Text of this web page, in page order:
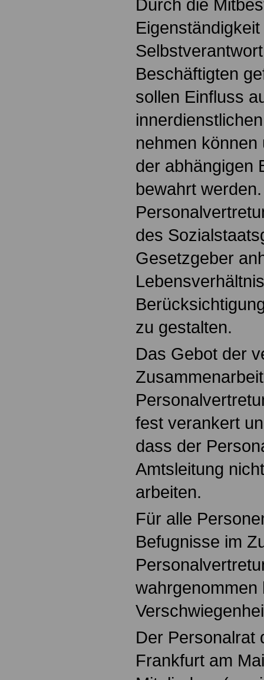
Durch die
Beschäftigten
sollen Einfluss
nehmen
der abhängigen
bewahrt
des
Gesetzgeber
zu gestalten.
Das Gebot der
fest verankert
dass der
Amtsleitung
arbeiten.
Für alle
Befugnisse im
wahrgenommen
Der Personalrat
Frankfurt am